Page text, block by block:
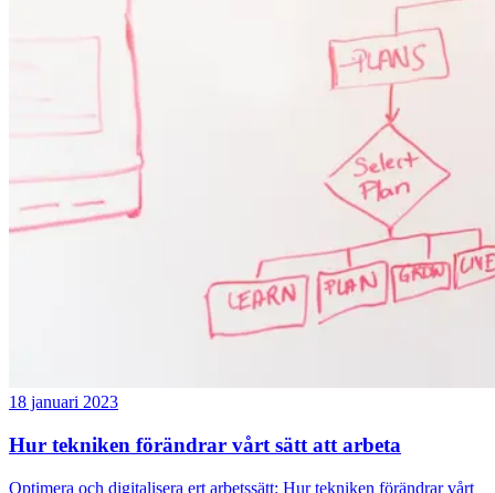
18 januari 2023
Hur tekniken förändrar vårt sätt att arbeta
Optimera och digitalisera ert arbetssätt: Hur tekniken förändrar vårt